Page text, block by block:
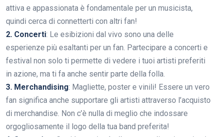
attiva e appassionata è fondamentale per un musicista,
quindi cerca di connetterti con altri fan!
2. Concerti: Le esibizioni dal vivo sono una delle
esperienze più esaltanti per un fan. Partecipare a concerti e
festival non solo ti permette di vedere i tuoi artisti preferiti
in azione, ma ti fa anche sentir parte della folla.
3. Merchandising: Magliette, poster e vinili! Essere un vero
fan significa anche supportare gli artisti attraverso l’acquisto
di merchandise. Non c’è nulla di meglio che indossare
orgogliosamente il logo della tua band preferita!